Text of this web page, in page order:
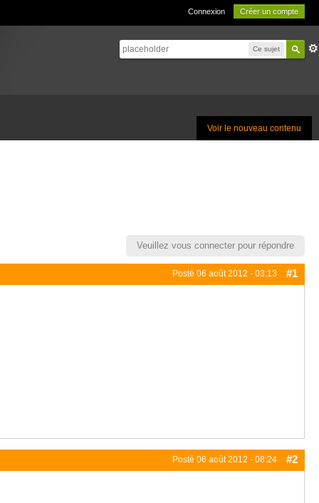
Connexion Créer un compte
Ce sujet
Voir le nouveau contenu
Veuillez vous connecter pour répondre
Posté 06 août 2012 - 03:13 #1
Posté 06 août 2012 - 08:24 #2